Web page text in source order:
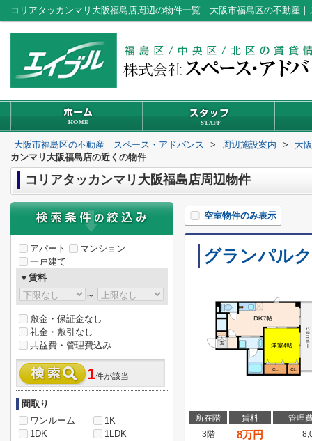
コリアタッカンマリ大阪福島店周辺の物件一覧｜大阪市福島区の不動産
大阪市福島区の不動産｜スペース・アドバンス > 周辺施設案内 >
大
カンマリ大阪福島店の近くの物件
コリアタッカンマリ大阪福島店周辺物件
空室物件のみ表示
グランパル
所在階 賃料
管理
3階
8万円
アパート
マンション
一戸建て
▼賃料
～
敷金・保証金なし
礼金・敷引なし
共益費・管理費込み
1件が該当
間取り
ワンルーム
1K
1DK
1LDK